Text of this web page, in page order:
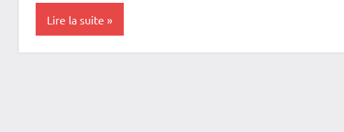
Lire la suite